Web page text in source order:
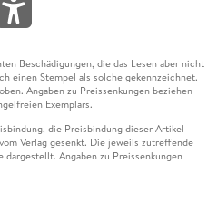
Beschädigungen, die das Lesen aber nicht
einen Stempel als solche gekennzeichnet.
Angaben zu Preissenkungen beziehen
Exemplars.
die Preisbindung dieser Artikel
Verlag gesenkt. Die jeweils zutreffende
Angaben zu Preissenkungen